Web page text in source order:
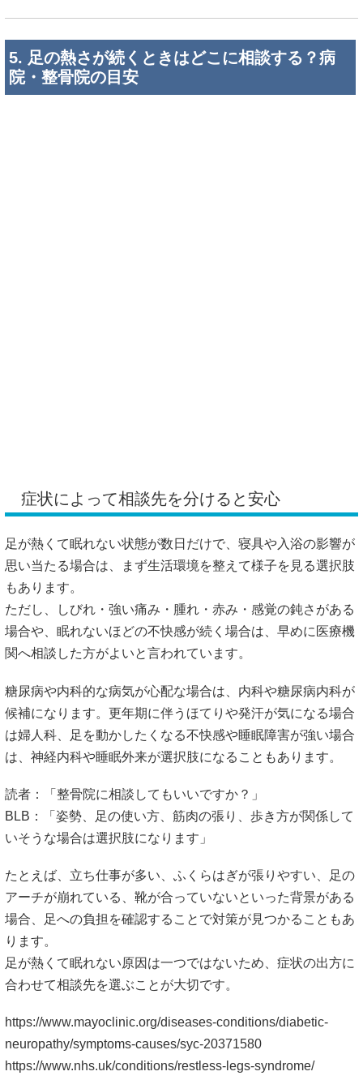
5. 足の熱さが続くときはどこに相談する？病
院・整骨院の目安
症状によって相談先を分けると安心
足が熱くて眠れない状態が数日だけで、寝具や入浴の影響が
思い当たる場合は、まず生活環境を整えて様子を見る選択肢
もあります。
ただし、しびれ・強い痛み・腫れ・赤み・感覚の鈍さがある
場合や、眠れないほどの不快感が続く場合は、早めに医療機
関へ相談した方がよいと言われています。
糖尿病や内科的な病気が心配な場合は、内科や糖尿病内科が
候補になります。更年期に伴うほてりや発汗が気になる場合
は婦人科、足を動かしたくなる不快感や睡眠障害が強い場合
は、神経内科や睡眠外来が選択肢になることもあります。
読者：「整骨院に相談してもいいですか？」
BLB：「姿勢、足の使い方、筋肉の張り、歩き方が関係して
いそうな場合は選択肢になります」
たとえば、立ち仕事が多い、ふくらはぎが張りやすい、足の
アーチが崩れている、靴が合っていないといった背景がある
場合、足への負担を確認することで対策が見つかることもあ
ります。
足が熱くて眠れない原因は一つではないため、症状の出方に
合わせて相談先を選ぶことが大切です。
https://www.mayoclinic.org/diseases-conditions/diabetic-
neuropathy/symptoms-causes/syc-20371580
https://www.nhs.uk/conditions/restless-legs-syndrome/